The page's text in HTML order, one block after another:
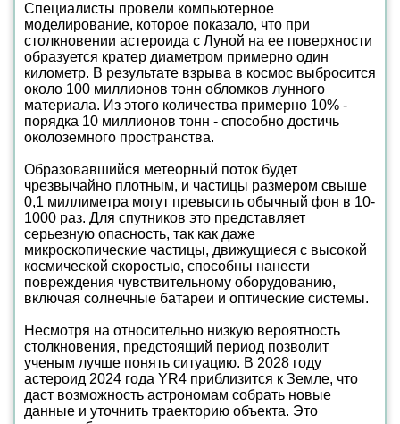
Специалисты провели компьютерное
моделирование, которое показало, что при
столкновении астероида с Луной на ее поверхности
образуется кратер диаметром примерно один
километр. В результате взрыва в космос выбросится
около 100 миллионов тонн обломков лунного
материала. Из этого количества примерно 10% -
порядка 10 миллионов тонн - способно достичь
околоземного пространства.
Образовавшийся метеорный поток будет
чрезвычайно плотным, и частицы размером свыше
0,1 миллиметра могут превысить обычный фон в 10-
1000 раз. Для спутников это представляет
серьезную опасность, так как даже
микроскопические частицы, движущиеся с высокой
космической скоростью, способны нанести
повреждения чувствительному оборудованию,
включая солнечные батареи и оптические системы.
Несмотря на относительно низкую вероятность
столкновения, предстоящий период позволит
ученым лучше понять ситуацию. В 2028 году
астероид 2024 года YR4 приблизится к Земле, что
даст возможность астрономам собрать новые
данные и уточнить траекторию объекта. Это